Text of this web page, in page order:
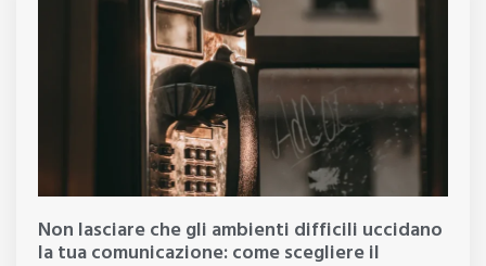
Non lasciare che gli ambienti difficili uccidano
la tua comunicazione: come scegliere il